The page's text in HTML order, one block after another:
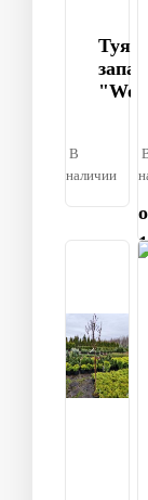
Туя
В
наличии